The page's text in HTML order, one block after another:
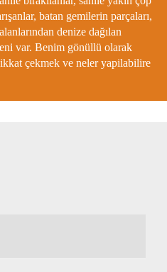
batan gemilerin parçaları,
denize dağılan
var. Benim gönüllü olarak
çekmek ve neler yapilabilire